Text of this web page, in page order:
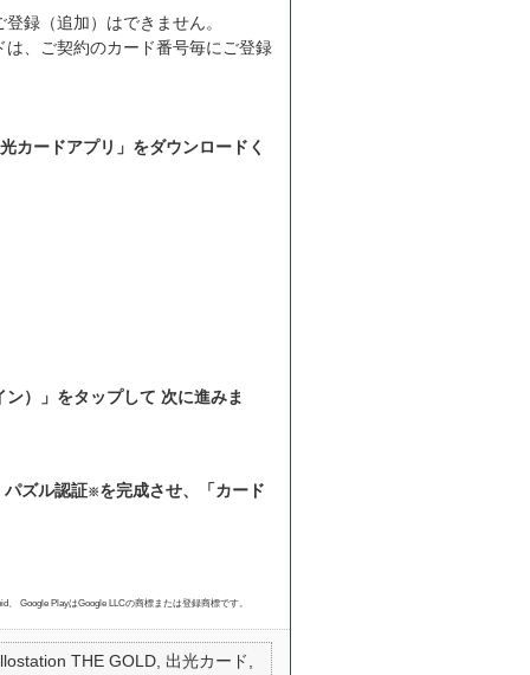
録（追加）はできません。
、ご契約のカード番号毎にご登録
ードアプリ」をダウンロードく
）」をタップして 次に進みま
ズル認証※を完成させ、「カード
Google PlayはGoogle LLCの商標または登録商標です。
THE GOLD, 出光カード,